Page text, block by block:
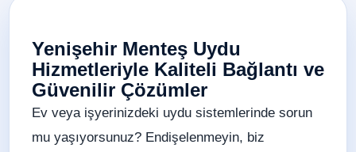
Yenişehir Menteş Uydu
Hizmetleriyle Kaliteli Bağlantı ve
Güvenilir Çözümler
Ev veya işyerinizdeki uydu sistemlerinde sorun
mu yaşıyorsunuz? Endişelenmeyin, biz